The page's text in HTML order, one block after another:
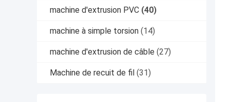
machine d'extrusion PVC (40)
machine à simple torsion (14)
machine d'extrusion de câble (27)
Machine de recuit de fil (31)